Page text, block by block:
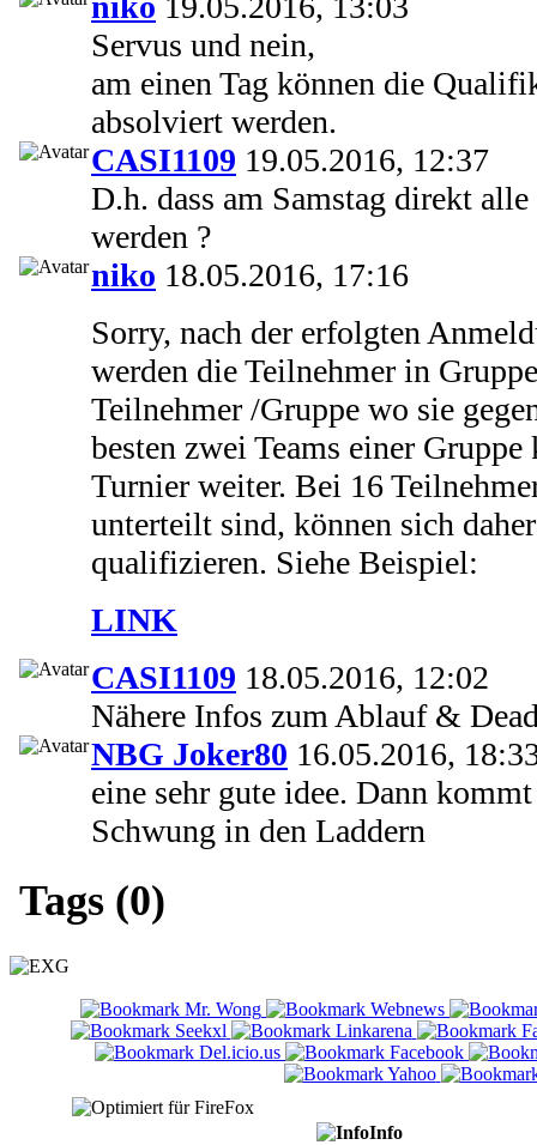
Servus und nein,
am einen Tag können die
absolviert werden.
CASI1109 19.05.2016, 12:37
D.h. dass am Samstag direkt
werden ?
niko 18.05.2016, 17:16
Sorry, nach der erfolgten
werden die Teilnehmer in
Teilnehmer /Gruppe wo sie
besten zwei Teams einer
Turnier weiter. Bei 16
unterteilt sind, können sich
qualifizieren. Siehe Beispiel:
LINK
CASI1109 18.05.2016, 12:02
Nähere Infos zum Ablauf &
NBG Joker80 16.05.2016,
eine sehr gute idee. Dann
Schwung in den Laddern
Tags (0)
Info